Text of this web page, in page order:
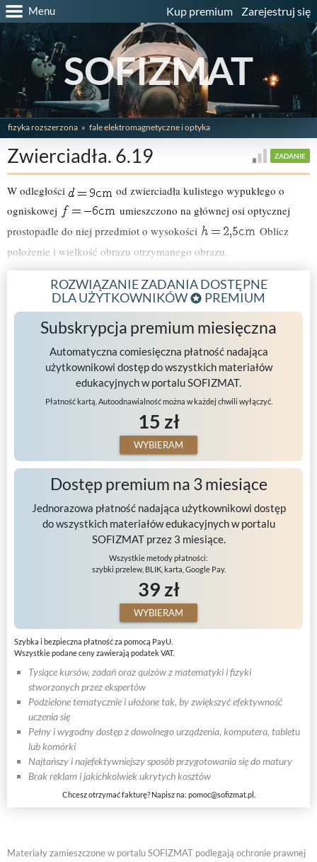
Menu Kup premium Zarejestruj się
SOFIZMAT
fizyka rozszerzona fale elektromagnetyczne i optyka
Zwierciadła. 6.19 ZADANIE
W odległości
od zwierciadła kulistego wypukłego o
ogniskowej
umieszczono na głównej osi optycznej
prostopadle do niej przedmiot o wysokości
Oblicz
położenie i wielkość obrazu otrzymanego obrazu.
ROZWIĄZANIE ZADANIA DOSTĘPNE
DLA UŻYTKOWNIKÓW
PREMIUM
Subskrypcja premium miesięczna
Automatyczna comiesięczna płatność nadająca
użytkownikowi dostęp do wszystkich materiałów
edukacyjnych w portalu SOFIZMAT.
Płatność kartą. Autoodnawialność można w każdej chwili wyłączyć.
15 zł
WYBIERAM
Dostęp premium na 3 miesiące
Jednorazowa płatność nadająca użytkownikowi dostęp
do wszystkich materiałów edukacyjnych w portalu
SOFIZMAT przez 3 miesiące.
Wszystkie metody płatności:
szybki przelew, BLIK, karta, Google Pay.
39 zł
WYBIERAM
Szybka i bezpieczna płatność za pomocą PayU.
Wszystkie podane ceny zawierają podatek VAT.
Tysiące kursów, zadań oraz quizów z matematyki i fizyki
stworzonych przez ekspertów
Podzielone tematycznie i ułożone tak, by zwiększyć efektywność
uczenia się
Pełny i wygodny dostęp z dowolnego urządzenia, komputera, tabletu
lub komórki
Najtańszy i najefektywniejszy sposób przygotowania się do matury
Brak reklam i jakichkolwiek ukrytych kosztów
Chcesz otrzymać fakturę? Napisz na: pomoc@sofizmat.pl
Materiały zamieszczone w portalu SOFIZMAT podlegają ochronie prawnej